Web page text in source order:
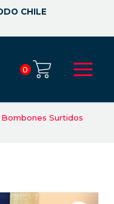
CHILE
0
Bombones Surtidos